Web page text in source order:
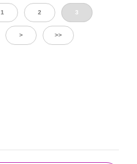
1 2 3
> >>